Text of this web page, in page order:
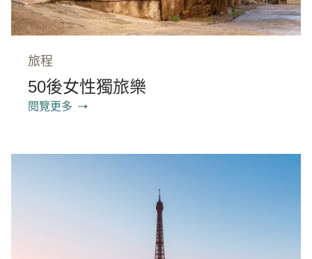
旅程
50後女性獨旅樂
閱覽更多